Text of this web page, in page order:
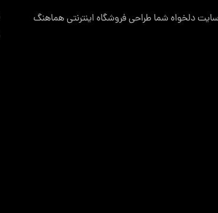
دلخواه شما طراحی فروشگاه اینترنتی هماهنگ